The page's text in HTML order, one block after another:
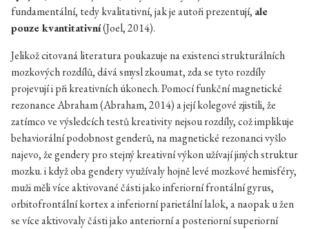
fundamentální, tedy kvalitativní, jak je autoři prezentují, ale
pouze kvantitativní(Joel, 2014).
Jelikož citovaná literatura poukazuje na existenci strukturálních
mozkových rozdílů, dává smysl zkoumat, zda se tyto rozdíly
projevují i při kreativních úkonech. Pomocí funkční magnetické
rezonance Abraham (Abraham, 2014) a její kolegové zjistili, že
zatímco ve výsledcích testů kreativity nejsou rozdíly, což implikuje
behaviorální podobnost genderů, na magnetické rezonanci vyšlo
najevo, že gendery pro stejný kreativní výkon užívají jiných struktur
mozku. i když oba gendery využívaly hojně levé mozkové hemisféry,
muži měli více aktivované části jako inferiorní frontální gyrus,
orbitofrontální kortex a inferiorní parietální lalok, a naopak u žen
se více aktivovaly části jako anteriorní a posteriorní superiorní